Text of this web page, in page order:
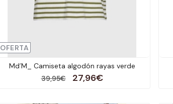
OFERTA
Md´M_ Camiseta algodón rayas verde
39,95€
27,96€